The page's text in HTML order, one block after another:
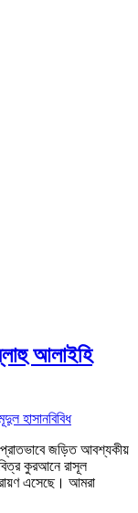
আলাইহি
হাসানবিবিধ
জড়িত আবশ্যকীয়
কুরআনে রাসূল
এসেছে। আমরা